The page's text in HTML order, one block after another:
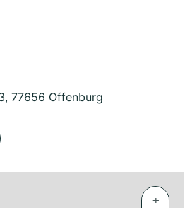
77656 Offenburg
+